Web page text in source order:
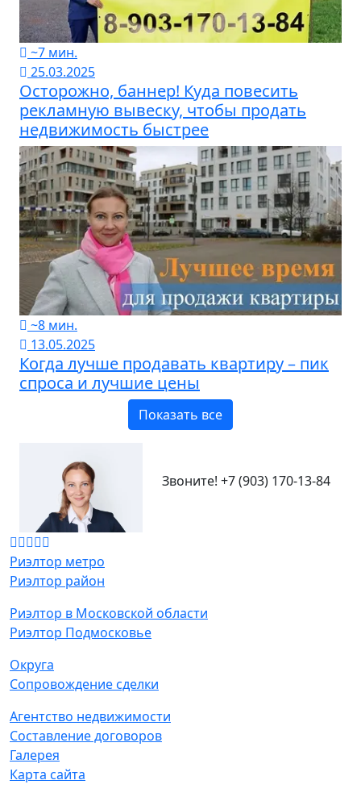
~7 мин.
25.03.2025
Осторожно, баннер! Куда повесить
рекламную вывеску, чтобы продать
недвижимость быстрее
~8 мин.
13.05.2025
Когда лучше продавать квартиру – пик
спроса и лучшие цены
Показать все
Звоните! +7 (903) 170-13-84
Риэлтор метро
Риэлтор район
Риэлтор в Московской области
Риэлтор Подмосковье
Округа
Сопровождение сделки
Агентство недвижимости
Составление договоров
Галерея
Карта сайта